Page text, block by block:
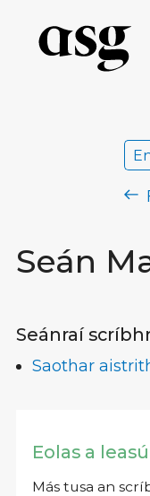
Seán
Seánraí
Saothar
Eolas a leasú
Más tusa an